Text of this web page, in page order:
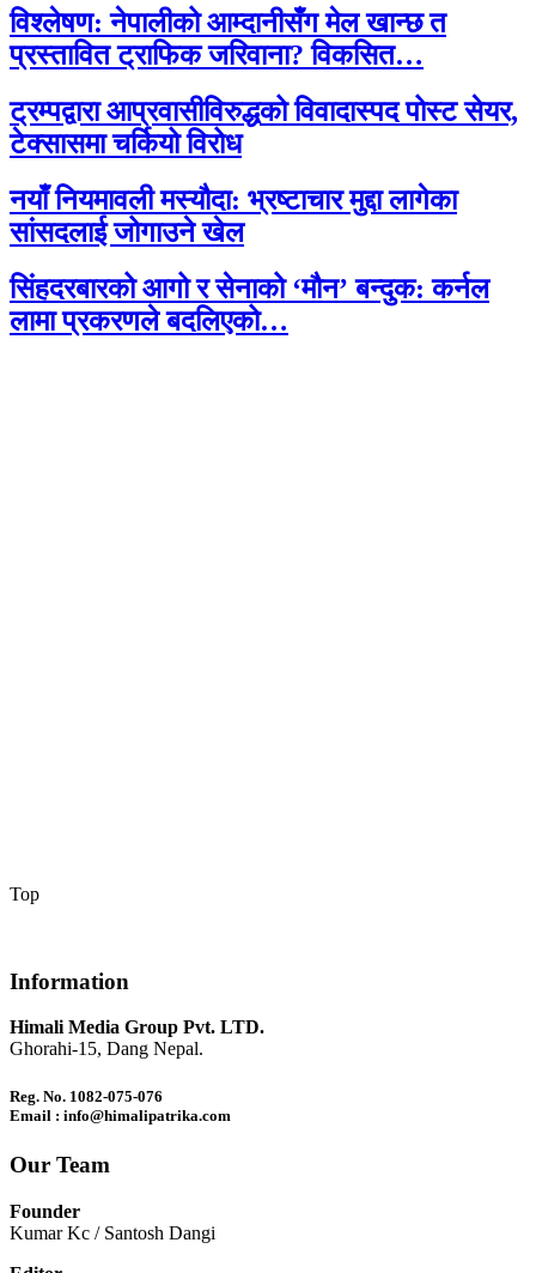
विश्लेषण: नेपालीको आम्दानीसँग मेल खान्छ त
प्रस्तावित ट्राफिक जरिवाना? विकसित…
ट्रम्पद्वारा आप्रवासीविरुद्धको विवादास्पद पोस्ट सेयर,
टेक्सासमा चर्कियो विरोध
नयाँ नियमावली मस्यौदा: भ्रष्टाचार मुद्दा लागेका
सांसदलाई जोगाउने खेल
सिंहदरबारको आगो र सेनाको ‘मौन’ बन्दुक: कर्नल
लामा प्रकरणले बदलिएको…
Top
Information
Himali Media Group Pvt. LTD.
Ghorahi-15, Dang Nepal.
Reg. No. 1082-075-076
Email : info@himalipatrika.com
Our Team
Founder
Kumar Kc / Santosh Dangi